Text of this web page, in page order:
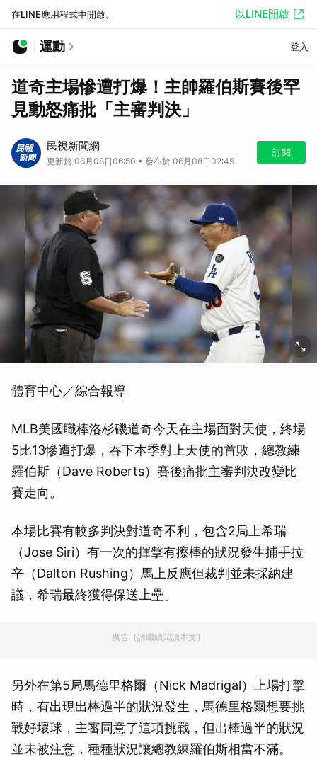
在LINE應用程式中開啟。 以LINE開啟
運動 登入
道奇主場慘遭打爆！主帥羅伯斯賽後罕
見動怒痛批「主審判決」
民視新聞網
更新於 06月08日06:50 • 發布於 06月08日02:49
訂閱
體育中心／綜合報導
MLB美國職棒洛杉磯道奇今天在主場面對天使，終場
5比13慘遭打爆，吞下本季對上天使的首敗，總教練
羅伯斯（Dave Roberts）賽後痛批主審判決改變比
賽走向。
本場比賽有較多判決對道奇不利，包含2局上希瑞
（Jose Siri）有一次的揮擊有擦棒的狀況發生捕手拉
辛（Dalton Rushing）馬上反應但裁判並未採納建
議，希瑞最終獲得保送上壘。
廣告（請繼續閱讀本文）
另外在第5局馬德里格爾（Nick Madrigal）上場打擊
時，有出現出棒過半的狀況發生，馬德里格爾想要挑
戰好壞球，主審同意了這項挑戰，但出棒過半的狀況
並未被注意，種種狀況讓總教練羅伯斯相當不滿。